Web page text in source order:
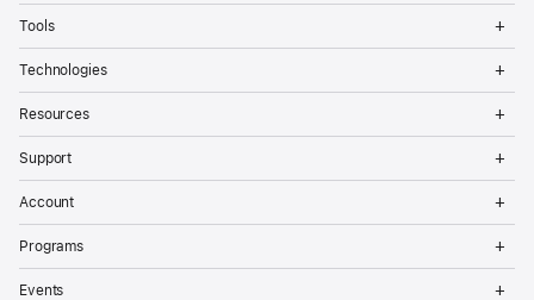
Tools
Technologies
Resources
Support
Account
Programs
Events